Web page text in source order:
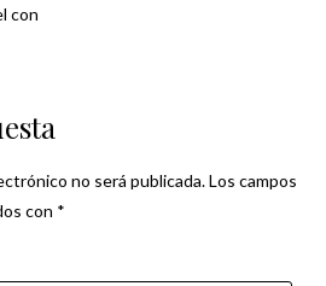
con
no será publicada.Los campos
con *